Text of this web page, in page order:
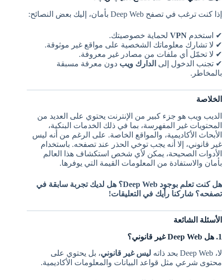
إذا كنت ترغب في تصفح Deep Web بأمان، إليك بعض النصائح:
✔ استخدم VPN لحماية خصوصيتك.
✔ لا تشارك معلوماتك الشخصية على مواقع غير موثوقة.
✔ لا تحمّل أي ملفات من مصادر غير معروفة.
✔ تجنب الدخول إلى الدارك ويب دون معرفة مسبقة
بالمخاطر.
الخلاصة
الديب ويب هو جزء كبير من الإنترنت يحتوي على العديد من
المحتويات غير المفهرسة، بما في ذلك الخدمات البنكية،
الأبحاث الأكاديمية، والمواقع الخاصة. على الرغم من أنه ليس
غير قانوني، إلا أنه يجب توخي الحذر عند تصفحه. باستخدام
الأدوات الصحيحة، يمكن لأي شخص استكشاف هذا العالم
بأمان والاستفادة من المعلومات القيمة التي يوفرها.
هل كنت تعلم بوجود Deep Web؟ هل لديك تجربة سابقة في
تصفحه؟ شاركنا رأيك في التعليقات!
الأسئلة الشائعة
1. هل Deep Web غير قانوني؟
لا، Deep Web بحد ذاته
ليس غير قانوني، بل يحتوي على
محتوى شرعي مثل قواعد البيانات والمعلومات الأكاديمية.